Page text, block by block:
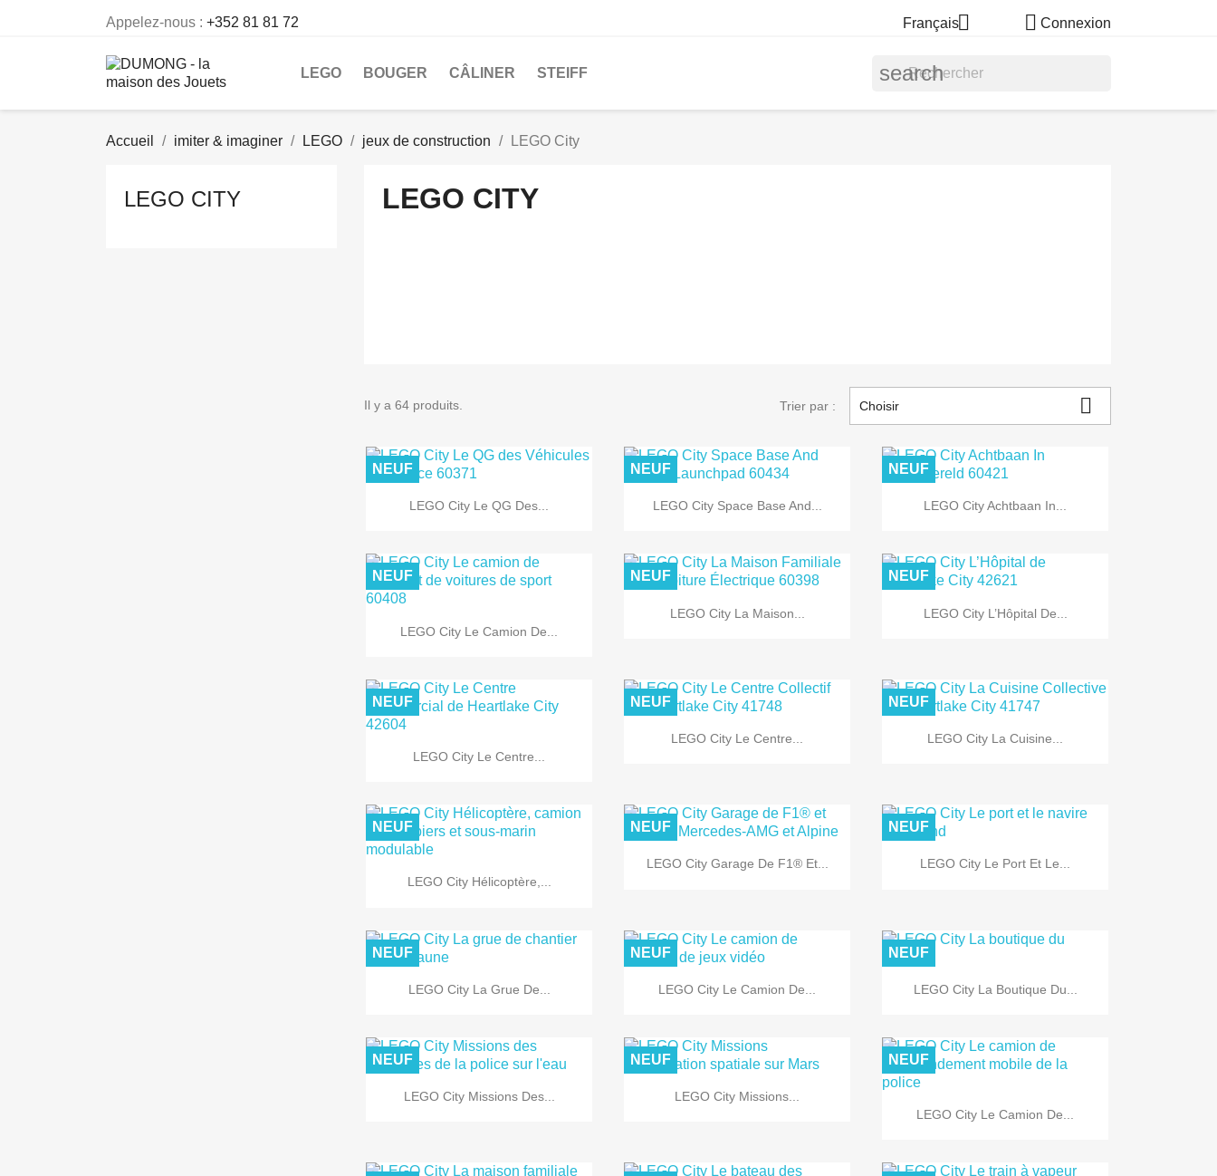
Appelez-nous : +352 81 81 72 Français  Connexion
LEGO BOUGER CÂLINER STEIFF search
Accueil imiter & imaginer LEGO jeux de construction LEGO City
LEGO CITY LEGO CITY
Il y a 64 produits. Trier par : Choisir 
 Aperçu rapide
LEGO City Le QG Des...
NEUF
 Aperçu rapide
LEGO City Space Base And...
NEUF
 Aperçu rapide
LEGO City Achtbaan In...
NEUF
 Aperçu rapide
LEGO City Le Camion De...
NEUF
 Aperçu rapide
LEGO City La Maison...
NEUF
 Aperçu rapide
LEGO City L’Hôpital De...
NEUF
 Aperçu rapide
LEGO City Le Centre...
NEUF
 Aperçu rapide
LEGO City Le Centre...
NEUF
 Aperçu rapide
LEGO City La Cuisine...
NEUF
 Aperçu rapide
LEGO City Hélicoptère,...
NEUF
 Aperçu rapide
LEGO City Garage De F1® Et...
NEUF
 Aperçu rapide
LEGO City Le Port Et Le...
NEUF
 Aperçu rapide
LEGO City La Grue De...
NEUF
 Aperçu rapide
LEGO City Le Camion De...
NEUF
 Aperçu rapide
LEGO City La Boutique Du...
NEUF
 Aperçu rapide
LEGO City Missions Des...
NEUF
 Aperçu rapide
LEGO City Missions...
NEUF
 Aperçu rapide
LEGO City Le Camion De...
NEUF